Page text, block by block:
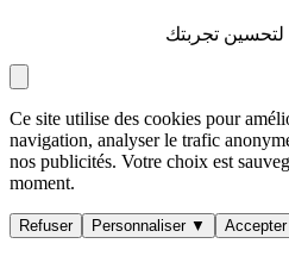
لتحسين تجربتك
Ce site utilise des cookies pour
navigation, analyser le trafic
nos publicités. Votre choix est
moment.
Refuser Personnaliser ▼